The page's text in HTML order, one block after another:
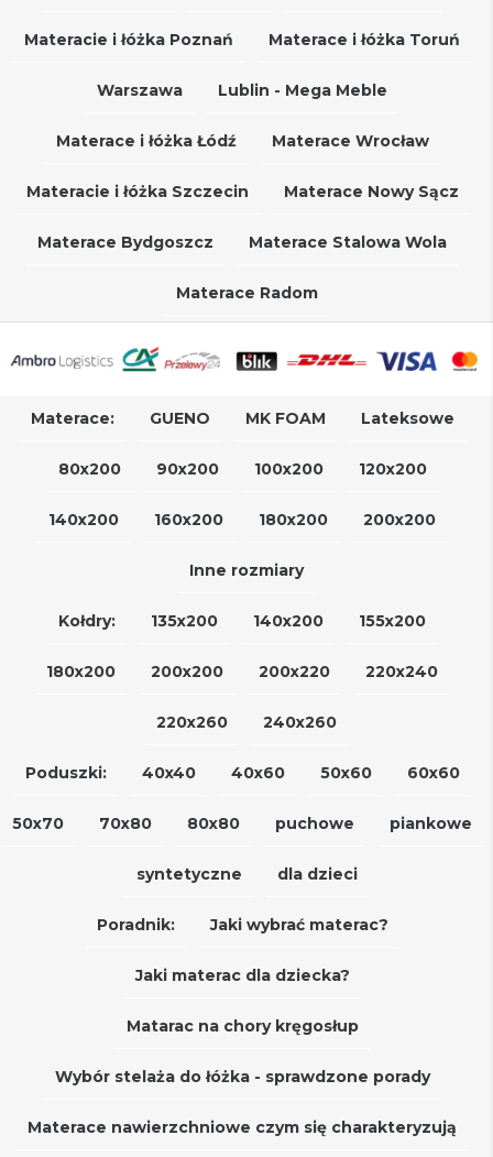
Materacie i łóżka Poznań Materace i łóżka Toruń
Warszawa Lublin - Mega Meble
Materace i łóżka Łódź Materace Wrocław
Materacie i łóżka Szczecin Materace Nowy Sącz
Materace Bydgoszcz Materace Stalowa Wola
Materace Radom
Materace: GUENO MK FOAM Lateksowe
80x200 90x200 100x200 120x200
140x200 160x200 180x200 200x200
Inne rozmiary
Kołdry: 135x200 140x200 155x200
180x200 200x200 200x220 220x240
220x260 240x260
Poduszki: 40x40 40x60 50x60 60x60
50x70 70x80 80x80 puchowe piankowe
syntetyczne dla dzieci
Poradnik: Jaki wybrać materac?
Jaki materac dla dziecka?
Matarac na chory kręgosłup
Wybór stelaża do łóżka - sprawdzone porady
Materace nawierzchniowe czym się charakteryzują